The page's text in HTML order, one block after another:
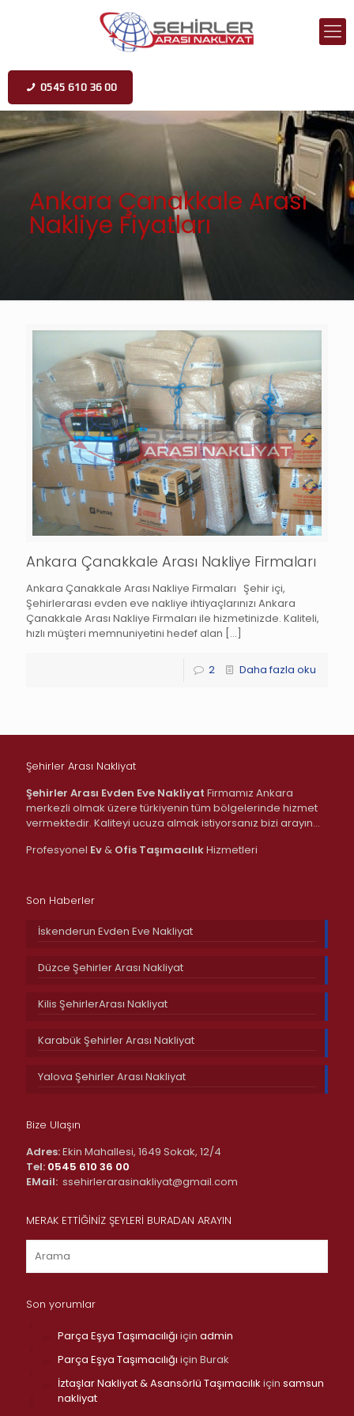
0545 610 36 00
Ankara Çanakkale Arası
Nakliye Fiyatları
Ankara Çanakkale Arası Nakliye Firmaları
Ankara Çanakkale Arası Nakliye Firmaları Şehir içi,
Şehirlerarası evden eve nakliye ihtiyaçlarınızı Ankara
Çanakkale Arası Nakliye Firmaları ile hizmetinizde. Kaliteli,
hızlı müşteri memnuniyetini hedef alan […]
2 Daha fazla oku
Şehirler Arası Nakliyat
Şehirler Arası Evden Eve Nakliyat Firmamız Ankara
merkezli olmak üzere türkiyenin tüm bölgelerinde hizmet
vermektedir. Kaliteyi ucuza almak istiyorsanız bizi arayın…
Profesyonel Ev& Ofis TaşımacılıkHizmetleri
Son Haberler
İskenderun Evden Eve Nakliyat
Düzce Şehirler Arası Nakliyat
Kilis ŞehirlerArası Nakliyat
Karabük Şehirler Arası Nakliyat
Yalova Şehirler Arası Nakliyat
Bize Ulaşın
Adres:Ekin Mahallesi, 1649 Sokak, 12/4
Tel: 0545 610 36 00
EMail: ssehirlerarasinakliyat@gmail.com
MERAK ETTİĞİNİZ ŞEYLERİ BURADAN ARAYIN
Son yorumlar
Parça Eşya Taşımacılığı için admin
Parça Eşya Taşımacılığı için Burak
İztaşlar Nakliyat & Asansörlü Taşımacılık için samsun
nakliyat